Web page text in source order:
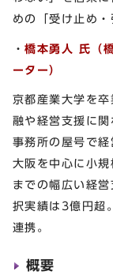
めの「受け止め・
・橋本勇人
氏（
ーター）
京都産業大学を
融や経営支援に
事務所の屋号で経
大阪を中心に小
までの幅広い経
択実績は3億円超
連携。
概要